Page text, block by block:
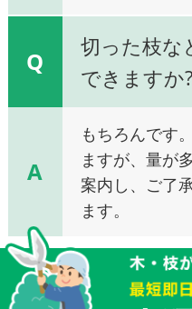
Q
切った枝な
できますか?
A
もちろんです
ますが、量が
案内し、ご了
ます。